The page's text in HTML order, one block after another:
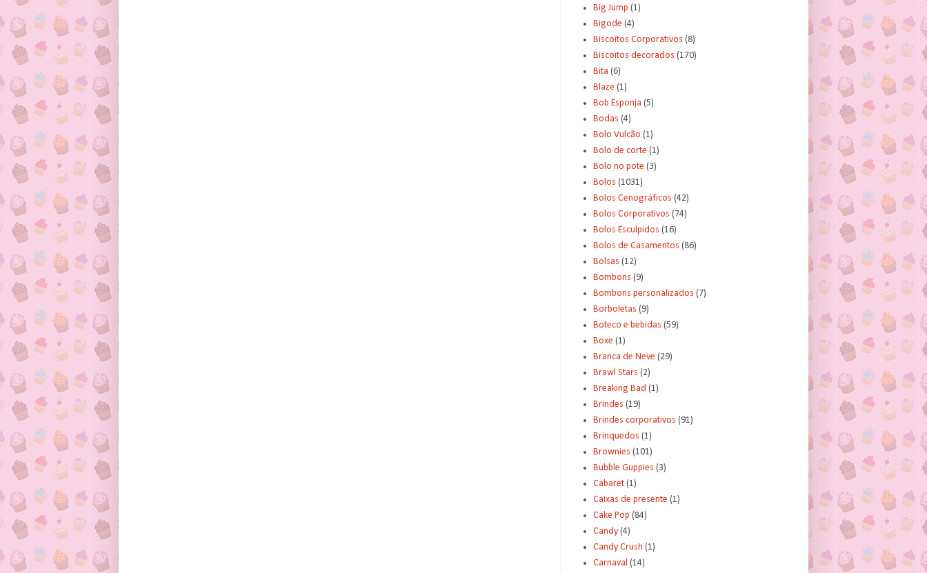
Big Jump (1)
Bigode (4)
Biscoitos Corporativos (8)
Biscoitos decorados (170)
Bita (6)
Blaze (1)
Bob Esponja (5)
Bodas (4)
Bolo Vulcão (1)
Bolo de corte (1)
Bolo no pote (3)
Bolos (1031)
Bolos Cenográficos (42)
Bolos Corporativos (74)
Bolos Esculpidos (16)
Bolos de Casamentos (86)
Bolsas (12)
Bombons (9)
Bombons personalizados (7)
Borboletas (9)
Boteco e bebidas (59)
Boxe (1)
Branca de Neve (29)
Brawl Stars (2)
Breaking Bad (1)
Brindes (19)
Brindes corporativos (91)
Brinquedos (1)
Brownies (101)
Bubble Guppies (3)
Cabaret (1)
Caixas de presente (1)
Cake Pop (84)
Candy (4)
Candy Crush (1)
Carnaval (14)